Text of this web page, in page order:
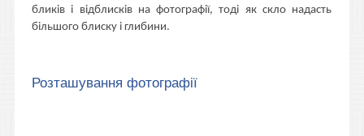
бликів і відблисків на фотографії, тоді як скло надасть
більшого блиску і глибини.
Розташування фотографії